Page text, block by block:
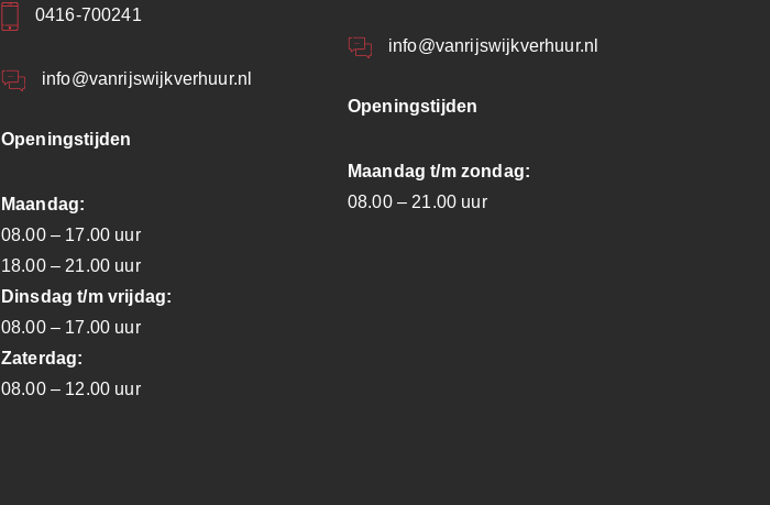
0416-700241
info@vanrijswijkverhuur.nl
Openingstijden
Maandag:
08.00 – 17.00 uur
18.00 – 21.00 uur
Dinsdag t/m vrijdag:
08.00 – 17.00 uur
Zaterdag:
08.00 – 12.00 uur
info@vanrijswijkverhuur.nl
Openingstijden
Maandag t/m zondag:
08.00 – 21.00 uur